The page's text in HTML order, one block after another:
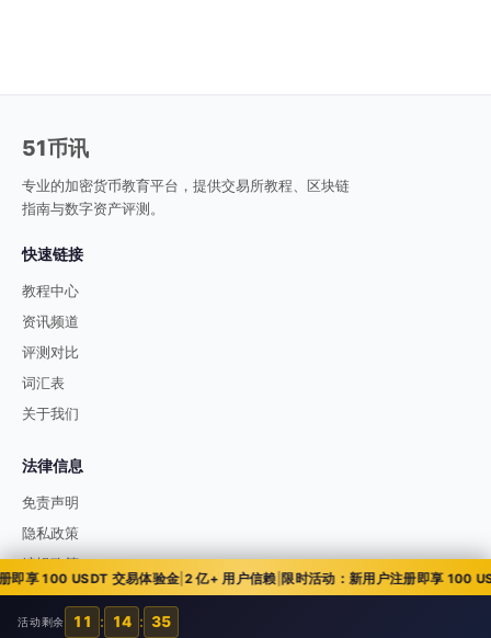
51币讯
专业的加密货币教育平台，提供交易所教程、区块链
指南与数字资产评测。
快速链接
教程中心
资讯频道
评测对比
词汇表
关于我们
法律信息
免责声明
隐私政策
编辑政策
100 USDT 交易体验金|2 亿+ 用户信赖|限时活动：新用户注册即享 100
活动剩余 11 : 14 : 34